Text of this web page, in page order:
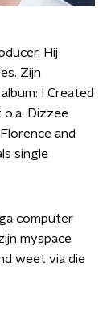
Hij
Zijn
I Created
Dizzee
and
single
computer
myspace
weet via die